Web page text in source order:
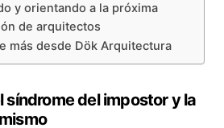
y orientando a la próxima
de arquitectos
más desde Dök Arquitectura
síndrome del impostor y la